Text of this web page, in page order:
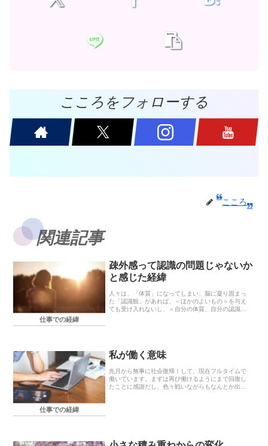
こころをフォローする
こころ
関連記事
仕事での経緯
疎外感って認識の問題じゃないか
と感じた経緯
人々は、「体質」になってしまい、脳に凝り固まっ
た「認識観」があれば、＜ほかのよいもの＞を与え
ても受け入れないし、＜自分の体質、自分の認識に
仕事での経緯
私が働く意味
先月から無事に社会復帰！して、現在フルタイムで
働いています。まずは再び働けるようにまで回復し
たことに感謝だし、色々戦いながらもなんとか出社